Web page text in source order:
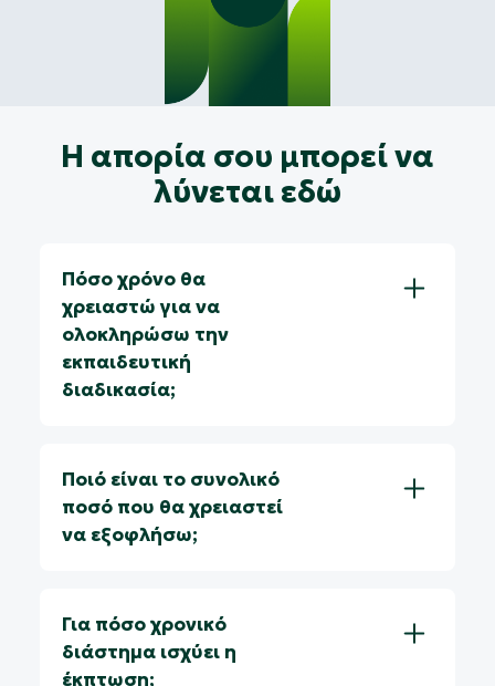
Η απορία σου μπορεί να
λύνεται εδώ
Πόσο χρόνο θα
χρειαστώ για να
ολοκληρώσω την
εκπαιδευτική
διαδικασία;
Ποιό είναι το συνολικό
ποσό που θα χρειαστεί
να εξοφλήσω;
Για πόσο χρονικό
διάστημα ισχύει η
έκπτωση;